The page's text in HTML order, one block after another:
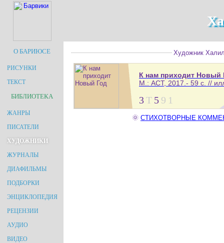
О БАРИЮСЕ
РИСУНКИ
ТЕКСТ
БИБЛИОТЕКА
ЖАНРЫ
ПИСАТЕЛИ
ХУДОЖНИКИ
ЖУРНАЛЫ
ДИАФИЛЬМЫ
ПОДБОРКИ
ЭНЦИКЛОПЕДИЯ
РЕЦЕНЗИИ
АУДИО
ВИДЕО
Художник
К нам приходит Новый
М.: АСT, 2017.- 59 с. //
3Т 5 9 1
🌞 СТИХОТВОРНЫЕ